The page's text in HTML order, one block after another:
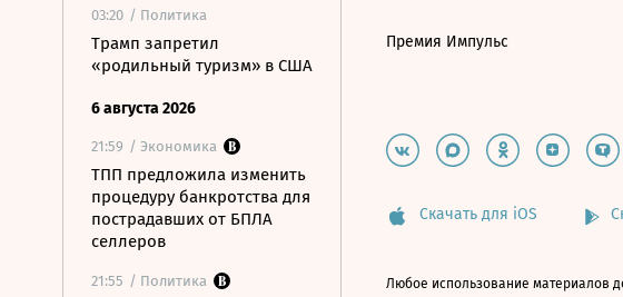
03:20 / Политика
Трамп запретил
«родильный туризм» в США
6 августа 2026
21:59 / Экономика
ТПП предложила изменить
процедуру банкротства для
пострадавших от БПЛА
селлеров
21:55 / Политика
Премия Импульс
Скачать для iOS
Любое использование материалов